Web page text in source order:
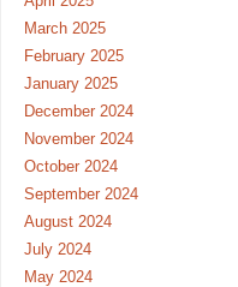
March 2025
February 2025
January 2025
December 2024
November 2024
October 2024
September 2024
August 2024
July 2024
May 2024